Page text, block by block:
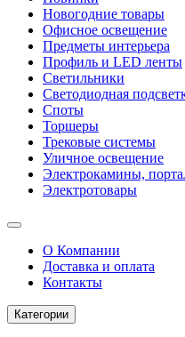
Новогодние товары
Офисное освещение
Предметы интерьера
Профиль и LED ленты
Светильники
Светодиодная
Споты
Торшеры
Трековые системы
Уличное освещение
Электрокамины,
Электротовары
О Компании
Доставка и оплата
Контакты
Категории